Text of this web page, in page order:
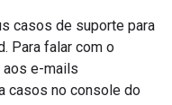
casos de suporte para
Para falar com o
e-mails
casos no console do